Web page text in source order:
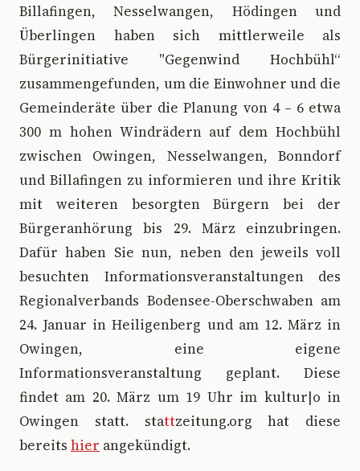
Billafingen, Nesselwangen, Hödingen und
Überlingen haben sich mittlerweile als
Bürgerinitiative "Gegenwind Hochbühl“
zusammengefunden, um die Einwohner und die
Gemeinderäte über die Planung von 4 – 6 etwa
300 m hohen Windrädern auf dem Hochbühl
zwischen Owingen, Nesselwangen, Bonndorf
und Billafingen zu informieren und ihre Kritik
mit weiteren besorgten Bürgern bei der
Bürgeranhörung bis 29. März einzubringen.
Dafür haben Sie nun, neben den jeweils voll
besuchten Informationsveranstaltungen des
Regionalverbands Bodensee-Oberschwaben am
24. Januar in Heiligenberg und am 12. März in
Owingen, eine eigene
Informationsveranstaltung geplant. Diese
findet am 20. März um 19 Uhr im kultur|o in
Owingen statt. stattzeitung.org hat diese
bereits hier angekündigt.